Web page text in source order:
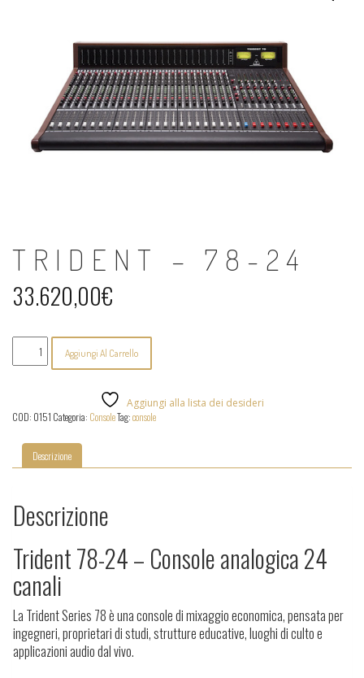
TRIDENT – 78-24
33.620,00€
78-
Aggiungi Al Carrello
Aggiungi alla lista dei desideri
COD: 0151 Categoria: ConsoleTag:console
Descrizione
Descrizione
Trident 78-24 – Console analogica 24
canali
La Trident Series 78 è una console di mixaggio economica, pensata per
ingegneri, proprietari di studi, strutture educative, luoghi di culto e
applicazioni audio dal vivo.